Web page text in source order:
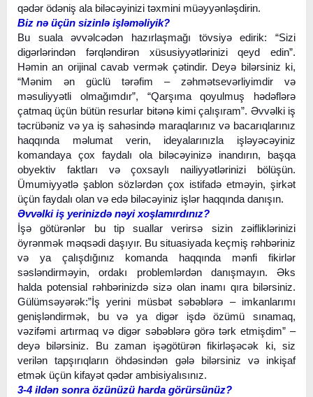
qədər ödəniş ala biləcəyinizi təxmini müəyyənləşdirin.
Biz nə üçün sizinlə işləməliyik?
Bu suala əvvəlcədən hazırlaşmağı tövsiyə edirik: “Sizi
digərlərindən fərqləndirən xüsusiyyətlərinizi qeyd edin”.
Həmin an orijinal cavab vermək çətindir. Deyə bilərsiniz ki,
“Mənim ən güclü tərəfim – zəhmətsevərliyimdir və
məsuliyyətli olmağımdır”, “Qarşıma qoyulmuş hədəflərə
çatmaq üçün bütün resurlar bitənə kimi çalışıram”. Əvvəlki iş
təcrübəniz və ya iş sahəsində maraqlarınız və bacarıqlarınız
haqqında məlumat verin, ideyalarınızla işləyəcəyiniz
komandaya çox faydalı ola biləcəyinizə inandırın, başqa
obyektiv faktları və çoxsaylı nailiyyətlərinizi bölüşün.
Ümumiyyətlə şablon sözlərdən çox istifadə etməyin, şirkət
üçün faydalı olan və edə biləcəyiniz işlər haqqında danışın.
Əvvəlki iş yerinizdə nəyi xoşlamırdınız?
İşə götürənlər bu tip suallar verirsə sizin zəifliklərinizi
öyrənmək məqsədi daşıyır. Bu situasiyada keçmiş rəhbəriniz
və ya çalışdığınız komanda haqqında mənfi fikirlər
səsləndirməyin, ordakı problemlərdən danışmayın. Əks
halda potensial rəhbərinizdə sizə olan inamı qıra bilərsiniz.
Gülümsəyərək:”İş yerini müsbət səbəblərə – imkanlarımı
genişləndirmək, bu və ya digər işdə özümü sınamaq,
vəzifəmi artırmaq və digər səbəblərə görə tərk etmişdim” –
deyə bilərsiniz. Bu zaman işəgötürən fikirləşəcək ki, siz
verilən tapşırıqların öhdəsindən gələ bilərsiniz və inkişaf
etmək üçün kifayət qədər ambisiyalısınız.
3-4 ildən sonra özünüzü harda görürsünüz?